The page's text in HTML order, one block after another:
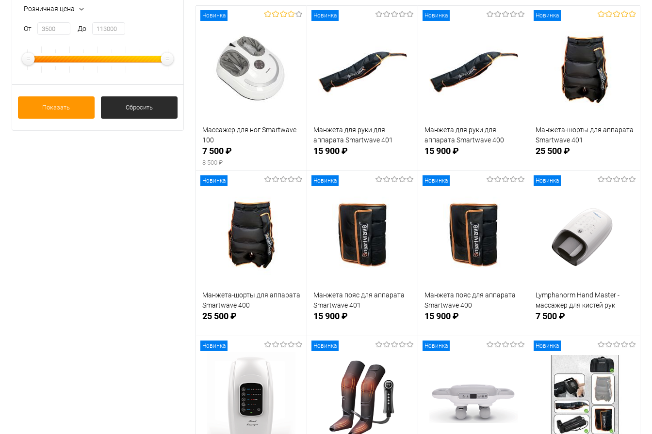
Розничная цена
От До
Показать Сбросить
Новинка
Массажер для ног Smartwave
100
7 500 ₽
8 500 ₽
В избранное В наличии
Новинка
Манжета для руки для
аппарата Smartwave 401
15 900 ₽
В избранное В наличии
Новинка
Манжета для руки для
аппарата Smartwave 400
15 900 ₽
В избранное В наличии
Новинка
Манжета-шорты для аппарата
Smartwave 401
25 500 ₽
В избранное В наличии
Новинка
Манжета-шорты для аппарата
Smartwave 400
25 500 ₽
В избранное В наличии
Новинка
Манжета пояс для аппарата
Smartwave 401
15 900 ₽
В избранное В наличии
Размер манжет талия
XXL
Новинка
Манжета пояс для аппарата
Smartwave 400
15 900 ₽
Размер манжет талия
XXL
Новинка
Lymphanorm Hand Master -
массажер для кистей рук
7 500 ₽
В корзину
В избранное В наличии
Новинка Новинка Новинка Новинка